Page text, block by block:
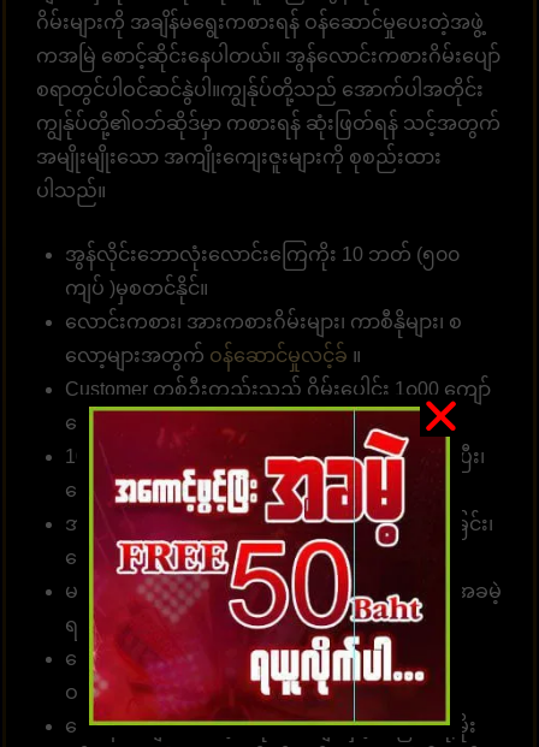
ဂိမ်းများကို အချိန်မရွေးကစားရန် ဝန်ဆောင်မှုပေးတဲ့အဖွဲ့
ကအမြဲ စောင့်ဆိုင်းနေပါတယ်။ အွန်လောင်းကစားဂိမ်းပျော်
စရာတွင်ပါဝင်ဆင်နွဲပါ။ကျွန်ုပ်တို့သည် အောက်ပါအတိုင်း
ကျွန်ုပ်တို့၏ဝဘ်ဆိုဒ်မှာ ကစားရန် ဆုံးဖြတ်ရန် သင့်အတွက်
အမျိုးမျိုးသော အကျိုးကျေးဇူးများကို စုစည်းထား
ပါသည်။
အွန်လိုင်းဘောလုံးလောင်းကြေကိုး 10 ဘတ် (၅၀၀
ကျပ် )မှစတင်နိုင်။
လောင်းကစား၊ အားကစားဂိမ်းများ၊ ကာစီနိုများ၊ စ
လော့များအတွက် ဝန်ဆောင်မှုလင့်ခ် ။
Customer တစ်ဦးတည်းသည် ဂိမ်းပေါင်း 1၀00 ကျော်
လောင်းကစားနိုင်သည်။
10 စက္ကန့်အတွင်း တော်တို စနစ်ဖြင့် လျှောက်ထားပြီး၊
ငွေသွင်း၊ ငွေထုတ်နိုင်ပါတယ်။
အမှန်အကန်ငွေပေးချေခြင်း၊ လျှင်မြန်သောငွေလွှဲခြင်း၊
ငွေကြေးယုံကြည်စိတ်ချခြင်း။
မန်ဘာ အသစ်အတွက် လျှောက်ထားပါ၊ ခရက်ဒစ်အခမဲ့
ရယူပါ၊ အမှန်တကယ်ငွေကို ပေးချရပါမယ်။
ခေါ်ဆိုရေးစင်တာအဖွဲ့သည် တစ်နေ့လျှင် 24 နာရီ
ဝန်ဆောင်မှုရရှိနိုင်သည်။
ဘောနပ်စ်များ၊ အခမဲ့ ခရက်ဒစ်များနှင့် အခြားပရိုမိုး